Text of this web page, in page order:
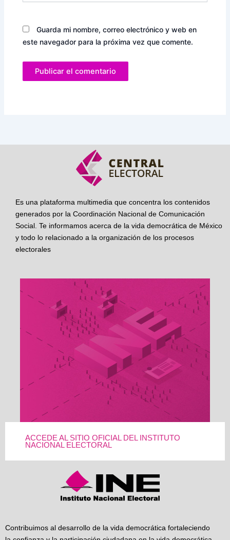
Guarda mi nombre, correo electrónico y web en
este navegador para la próxima vez que comente.
Es una plataforma multimedia que concentra los contenidos
generados por la Coordinación Nacional de Comunicación
Social. Te informamos acerca de la vida democrática de México
y todo lo relacionado a la organización de los procesos
electorales
ACCEDE AL SITIO OFICIAL DEL INSTITUTO
NACIONAL ELECTORAL
Contribuimos al desarrollo de la vida democrática fortaleciendo